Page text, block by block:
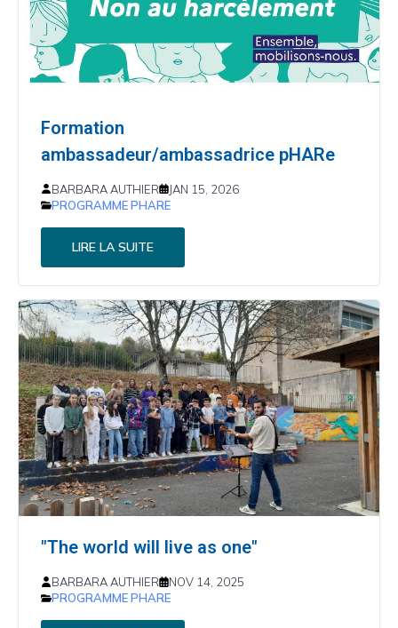
Formation
ambassadeur/ambassadrice pHARe
BARBARA AUTHIER
JAN 15, 2026
PROGRAMME PHARE
LIRE LA SUITE
"The world will live as one"
BARBARA AUTHIER
NOV 14, 2025
PROGRAMME PHARE